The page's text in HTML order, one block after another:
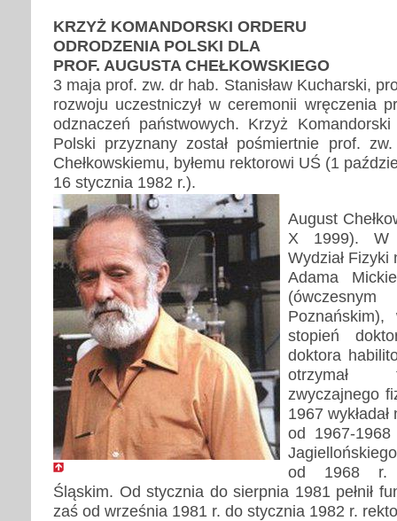
KRZYŻ KOMANDORSKI ORDERU
ODRODZENIA POLSKI DLA
PROF. AUGUSTA CHEŁKOWSKIEGO
3 maja prof. zw. dr hab. Stanisław Kucharski,
rozwoju uczestniczył w ceremonii wręczenia
odznaczeń państwowych. Krzyż
Polski przyznany został pośmiertnie prof.
Chełkowskiemu, byłemu rektorowi UŚ (1
16 stycznia 1982 r.).
August
X 1999). W
Wydział
Adama
stopień
doktora
otrzymał
zwyczajnego
1967
od 1967-
od 1968 r.
Śląskim. Od stycznia do sierpnia 1981 pełnił
zaś od września 1981 r. do stycznia 1982 r.